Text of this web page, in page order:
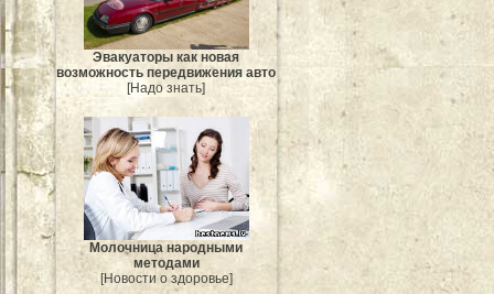
Эвакуаторы как новая
возможность передвижения авто
[Надо знать]
Молочница народными
методами
[Новости о здоровье]